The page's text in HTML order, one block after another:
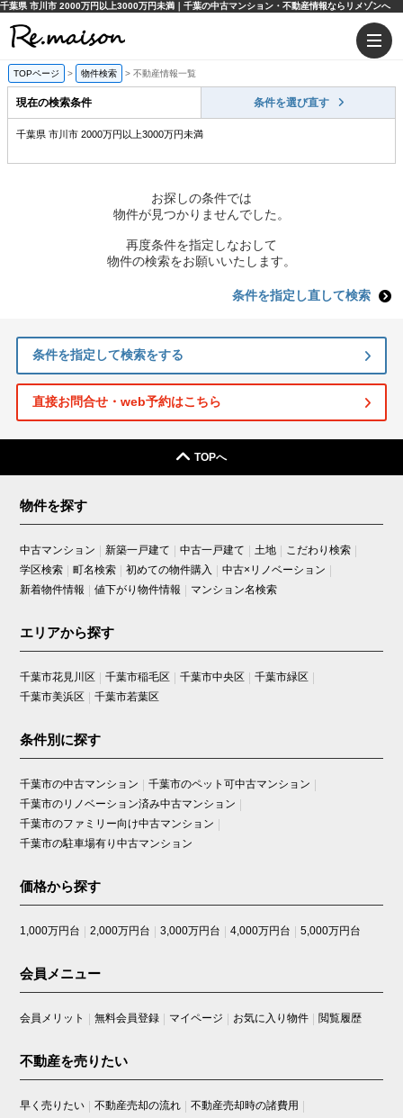
千葉県 市川市 2000万円以上3000万円未満｜千葉の中古マンション・不動産情報ならリメゾンへ
TOPページ > 物件検索 > 不動産情報一覧
現在の検索条件 条件を選び直す
千葉県 市川市 2000万円以上3000万円未満
お探しの条件では
物件が見つかりませんでした。
再度条件を指定しなおして
物件の検索をお願いいたします。
条件を指定し直して検索
条件を指定して検索をする
直接お問合せ・web予約はこちら
TOPへ
物件を探す
中古マンション 新築一戸建て 中古一戸建て 土地
こだわり検索
学区検索
町名検索 初めての物件購入
中古×リノベーション
新着物件情報
値下がり物件情報 マンション名検索
エリアから探す
千葉市花見川区 千葉市稲毛区 千葉市中央区
千葉市緑区
千葉市美浜区
千葉市若葉区
条件別に探す
千葉市の中古マンション
千葉市のペット可中古マンション
千葉市のリノベーション済み中古マンション
千葉市のファミリー向け中古マンション
千葉市の駐車場有り中古マンション
価格から探す
1,000万円台 2,000万円台 3,000万円台 4,000万円台 5,000万円台
会員メニュー
会員メリット 無料会員登録 マイページ お気に入り物件 閲覧履歴
不動産を売りたい
早く売りたい 不動産売却の流れ
不動産売却時の諸費用